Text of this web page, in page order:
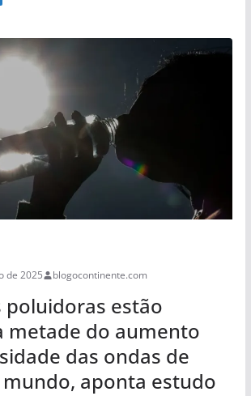
de 2025 blogocontinente.com
poluidoras estão
metade do aumento
das ondas de
aponta estudo